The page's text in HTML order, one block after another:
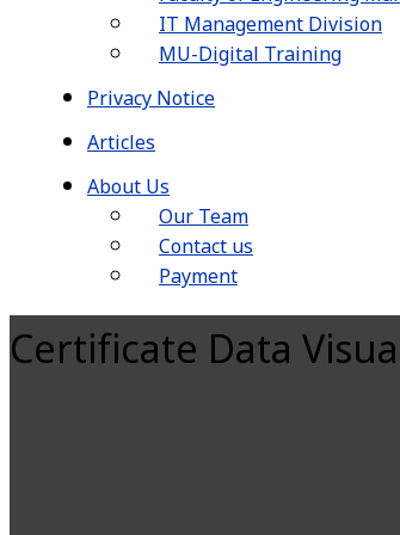
IT Management Division
MU-Digital Training
Privacy Notice
Articles
About Us
Our Team
Contact us
Payment
Certificate Data